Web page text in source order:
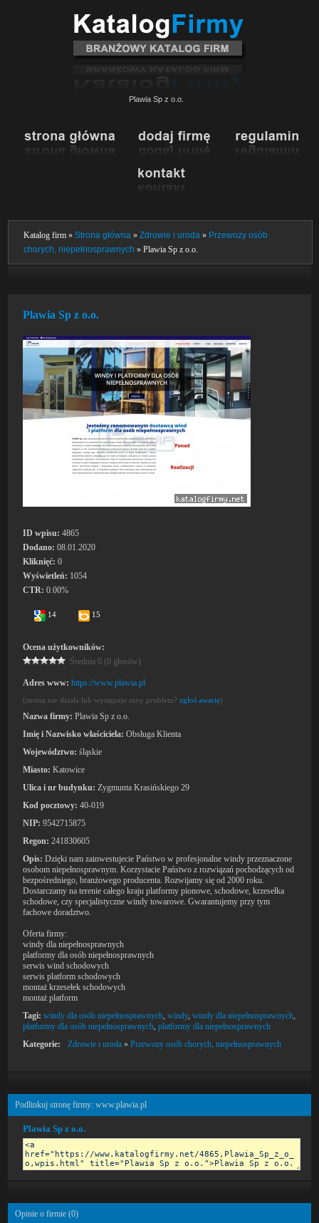
Plawia Sp z o.o.
Katalog firm »Strona główna »Zdrowie i uroda » Przewozy osób
chorych, niepełnosprawnych » Plawia Sp z o.o.
Plawia Sp z o.o.
ID wpisu: 4865
Dodano: 08.01.2020
Kliknięć: 0
Wyświetleń: 1054
CTR: 0.00%
14 15
Ocena użytkowników:
Średnia 0 (0 głosów)
Adres www: https://www.plawia.pl
(strona nie działa lub występuje inny problem?zgłoś awarię)
Nazwa firmy: Plawia Sp z o.o.
Imię i Nazwisko właściciela: Obsługa Klienta
Województwo: śląskie
Miasto: Katowice
Ulica i nr budynku: Zygmunta Krasińskiego 29
Kod pocztowy: 40-019
NIP: 9542715875
Regon: 241830605
Opis: Dzięki nam zainwestujecie Państwo w profesjonalne windy przeznaczone
osobom niepełnosprawnym. Korzystacie Państwo z rozwiązań pochodzących od
bezpośredniego, branżowego producenta. Rozwijamy się od 2000 roku.
Dostarczamy na terenie całego kraju platformy pionowe, schodowe, krzesełka
schodowe, czy specjalistyczne windy towarowe. Gwarantujemy przy tym
fachowe doradztwo.
Oferta firmy:
windy dla niepełnosprawnych
platformy dla osób niepełnosprawnych
serwis wind schodowych
serwis platform schodowych
montaż krzesełek schodowych
montaż platform
Tagi: windy dla osób niepełnosprawnych,windy,windy dla niepełnosprawnych,
platformy dla osób niepełnosprawnych,platformy dla niepełnosprawnych
Kategorie:
Zdrowie i uroda »Przewozy osób chorych, niepełnosprawnych
Podlinkuj stronę firmy: www.plawia.pl
Plawia Sp z o.o.
Opinie o firmie (0)